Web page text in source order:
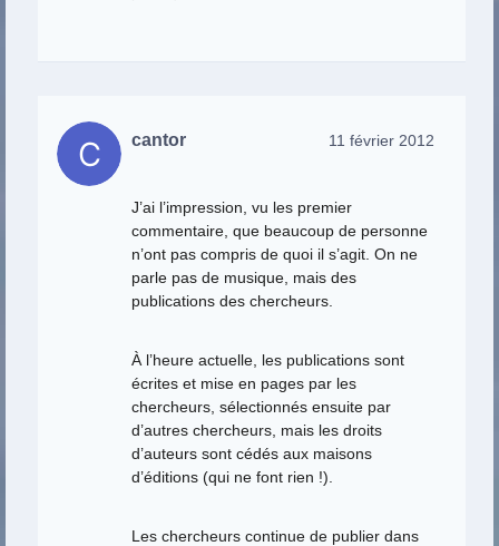
cantor 11 février 2012
J’ai l’impression, vu les premier
commentaire, que beaucoup de personne
n’ont pas compris de quoi il s’agit. On ne
parle pas de musique, mais des
publications des chercheurs.
À l’heure actuelle, les publications sont
écrites et mise en pages par les
chercheurs, sélectionnés ensuite par
d’autres chercheurs, mais les droits
d’auteurs sont cédés aux maisons
d’éditions (qui ne font rien !).
Les chercheurs continue de publier dans